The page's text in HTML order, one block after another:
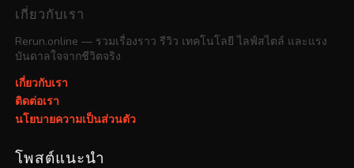
เกี่ยวกับเรา
Rerun.online — รวมเรื่องราว รีวิว เทคโนโลยี ไลฟ์สไตล์ และแรง
บันดาลใจจากชีวิตจริง
เกี่ยวกับเรา
ติดต่อเรา
นโยบายความเป็นส่วนตัว
โพสต์แนะนำ